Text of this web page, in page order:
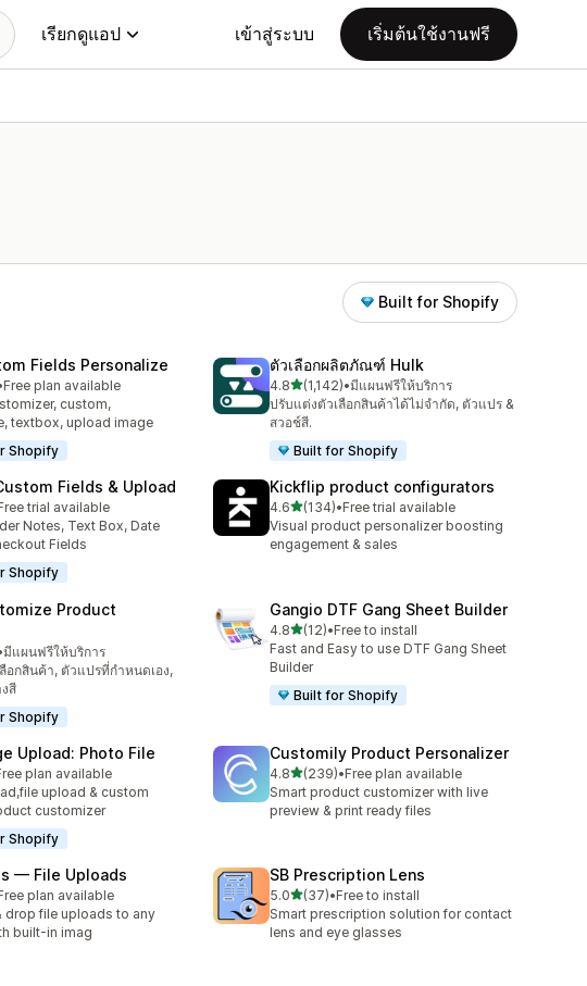
เรียกดูแอป เข้าสู่ระบบ เริ่มต้นใช้งานฟรี
Built for Shopify
Fields Personalize
ว
วิว
Free plan available
custom,
textbox, upload image
Shopify
ตัวเลือกผลิตภัณฑ์ Hulk
4.8เต็ม 5 ดาว
(1,142)
ทั้งหมด 1142 รีวิว
•มีแผนฟรีให้บริการ
ปรับแต่งตัวเลือกสินค้าได้ไม่จำกัด, ตัวแปร &
สวอช์สี.
Built for Shopify
Fields & Upload
ว
ว
trial available
Notes, Text Box, Date
Fields
Shopify
Kickflip product configurators
4.6เต็ม 5 ดาว
(134)
ทั้งหมด 134 รีวิว
•Free trial available
Visual product personalizer boosting
engagement & sales
Product
ว
วิว
มีแผนฟรีให้บริการ
อกสินค้า, ตัวแปรที่กำหนดเอง,
สี
Shopify
Gangio DTF Gang Sheet Builder
4.8เต็ม 5 ดาว
(12)
ทั้งหมด 12 รีวิว
•Free to install
Fast and Easy to use DTF Gang Sheet
Builder
Built for Shopify
Upload: Photo File
ว
ว
plan available
upload & custom
customizer
Shopify
Customily Product Personalizer
4.8เต็ม 5 ดาว
(239)
ทั้งหมด 239 รีวิว
•Free plan available
Smart product customizer with live
preview & print ready files
— File Uploads
ว
ว
plan available
drop file uploads to any
built-in imag
SB Prescription Lens
5.0เต็ม 5 ดาว
(37)
ทั้งหมด 37 รีวิว
•Free to install
Smart prescription solution for contact
lens and eye glasses